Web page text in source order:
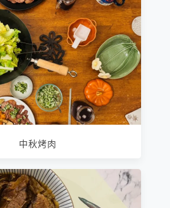
中秋烤肉